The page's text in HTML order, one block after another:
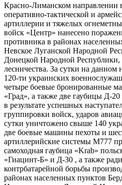
Красно-​Лиманском направлении в
оперативно-​тактической и
артиллерии и тяжелых
войск «Центр» нанесено
противника в районах
Невское Луганской Народной
Донецкой Народной Республики,
лесничества. За сутки на
120-ти украинских
четыре боевые бронированные
«Град», а также две гаубицы Д-
в результате успешных
группировки войск, ударов
сутки уничтожено свыше 140
две боевые машины пехоты и
артиллерийские системы М777
самоходная гаубица «Krab»
«Гиацинт-​Б» и Д-30 , а также
контрбатарейной борьбы
районах населенных пунктов